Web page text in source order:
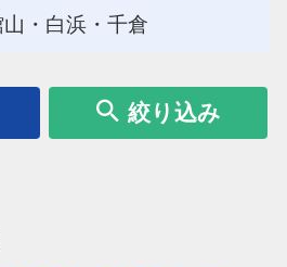
・白浜・千倉
絞り込み